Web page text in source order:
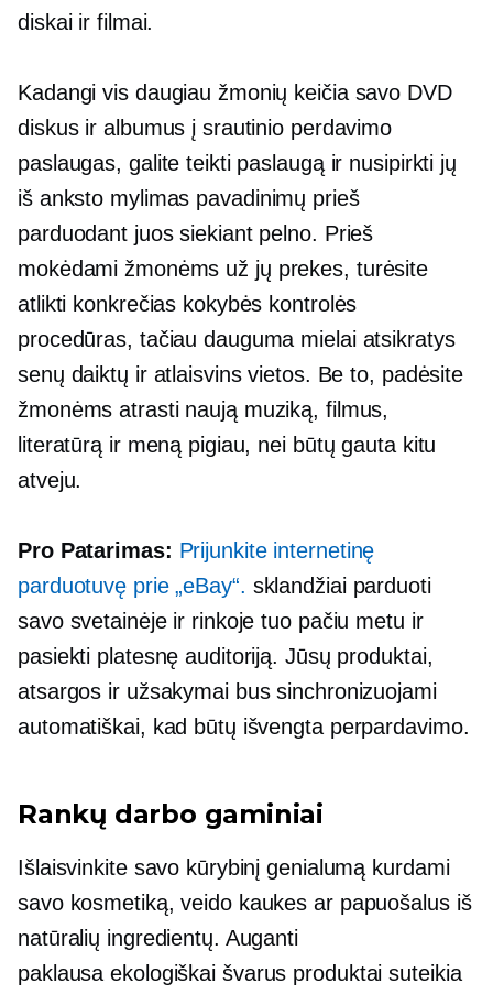
diskai ir filmai.
Kadangi vis daugiau žmonių keičia savo DVD
diskus ir albumus į srautinio perdavimo
paslaugas, galite teikti paslaugą ir nusipirkti jų
iš anksto mylimas pavadinimų prieš
parduodant juos siekiant pelno. Prieš
mokėdami žmonėms už jų prekes, turėsite
atlikti konkrečias kokybės kontrolės
procedūras, tačiau dauguma mielai atsikratys
senų daiktų ir atlaisvins vietos. Be to, padėsite
žmonėms atrasti naują muziką, filmus,
literatūrą ir meną pigiau, nei būtų gauta kitu
atveju.
Pro Patarimas: Prijunkite internetinę
parduotuvę prie „eBay“. sklandžiai parduoti
savo svetainėje ir rinkoje tuo pačiu metu ir
pasiekti platesnę auditoriją. Jūsų produktai,
atsargos ir užsakymai bus sinchronizuojami
automatiškai, kad būtų išvengta perpardavimo.
Rankų darbo gaminiai
Išlaisvinkite savo kūrybinį genialumą kurdami
savo kosmetiką, veido kaukes ar papuošalus iš
natūralių ingredientų. Auganti
paklausaekologiškai švarus produktai suteikia